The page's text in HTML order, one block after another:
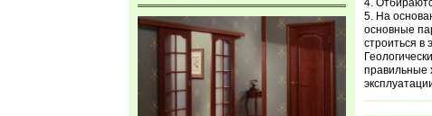
На
основные
строиться в
правильные